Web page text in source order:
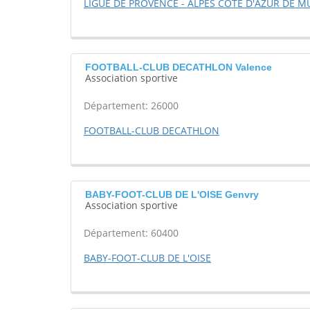
LIGUE DE PROVENCE - ALPES COTE D'AZUR DE
FOOTBALL-CLUB DECATHLON Valence
Association sportive
Département: 26000
FOOTBALL-CLUB DECATHLON
BABY-FOOT-CLUB DE L'OISE Genvry
Association sportive
Département: 60400
BABY-FOOT-CLUB DE L'OISE